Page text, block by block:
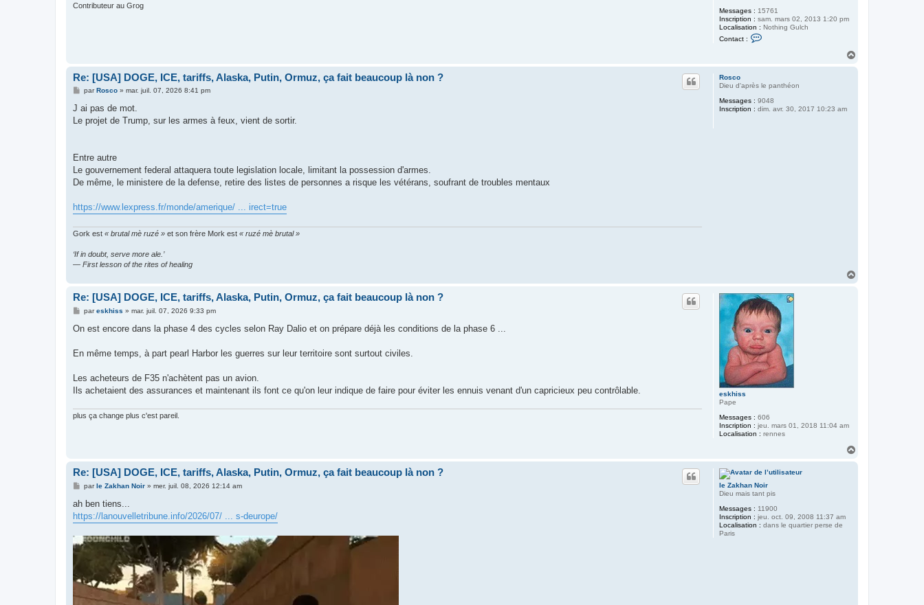
Messages : 15761
Inscription : sam. mars 02, 2013 1:20 pm
Localisation : Nothing Gulch
Contact :
a
t
r
Q
Contributeur au Grog
Rosco
Dieu d'après le panthéon
Messages : 9048
Inscription : dim. avr. 30, 2017 10:23 am
Re: [USA] DOGE, ICE, tariffs, Alaska, Putin, Ormuz, ça fait beaucoup là non ?
M
s
a
par Rosco» mar. juil. 07, 2026 8:41 pm
J ai pas de mot.
Le projet de Trump, sur les armes à feux, vient de sortir.
Entre autre
Le gouvernement federal attaquera toute legislation locale, limitant la possession d'armes.
De même, le ministere de la defense, retire des listes de personnes a risque les vétérans, soufrant de troubles mentaux
https://www.lexpress.fr/monde/amerique/ ... irect=true
Gork est « brutal mè ruzé » et son frère Mork est « ruzé mè brutal »
‘If in doubt, serve more ale.’
— First lesson of the rites of healing
eskhiss
Pape
Messages : 606
Inscription : jeu. mars 01, 2018 11:04 am
Localisation : rennes
Re: [USA] DOGE, ICE, tariffs, Alaska, Putin, Ormuz, ça fait beaucoup là non ?
M
s
g
pareskhiss » mar. juil. 07, 2026 9:33 pm
On est encore dans la phase 4 des cycles selon Ray Dalio et on prépare déjà les conditions de la phase 6 ...
En même temps, à part pearl Harbor les guerres sur leur territoire sont surtout civiles.
Les acheteurs de F35 n'achètent pas un avion.
Ils achetaient des assurances et maintenant ils font ce qu'on leur indique de faire pour éviter les ennuis venant d'un capricieux peu contrôlable.
plus ça change plus c'est pareil.
le Zakhan Noir
Dieu mais tant pis
Messages : 11900
Inscription : jeu. oct. 09, 2008 11:37 am
Localisation : dans le quartier perse de
Paris
Re: [USA] DOGE, ICE, tariffs, Alaska, Putin, Ormuz, ça fait beaucoup là non ?
M
s
a
e
parle Zakhan Noir» mer. juil. 08, 2026 12:14 am
ah ben tiens...
https://lanouvelletribune.info/2026/07/ ... s-deurope/